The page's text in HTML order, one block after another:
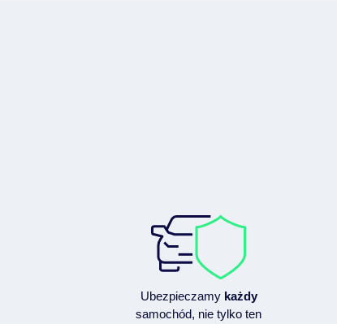
Ubezpieczamy każdy
samochód, nie tylko ten